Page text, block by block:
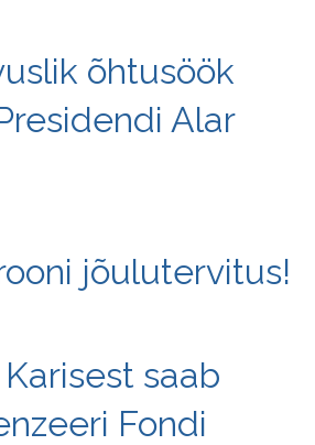
õhtusöök
Alar
jõulutervitus!
saab
Fondi